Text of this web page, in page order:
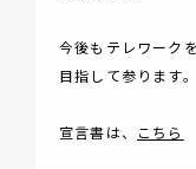
今後もテレワーク
目指して参ります。
宣言書は、 こちら